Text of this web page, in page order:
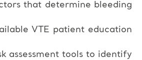
that determine bleeding
VTE patient education
assessment tools to identify